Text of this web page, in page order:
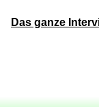
Das ganze